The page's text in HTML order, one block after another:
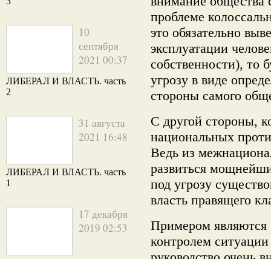
10
сентября
2021 00:37
ЛИБЕРАЛ И ВЛАСТЬ. часть
2
31 августа
2021 16:48
ЛИБЕРАЛ И ВЛАСТЬ. часть
1
17 декабря
2019 02:53
проблеме
это обязательно
эксплуатации
собственности), то
угрозу в виде
стороны самого
С другой стороны,
национальных
Ведь из
развиться
под угрозу
власть правящего
Примером
контролем